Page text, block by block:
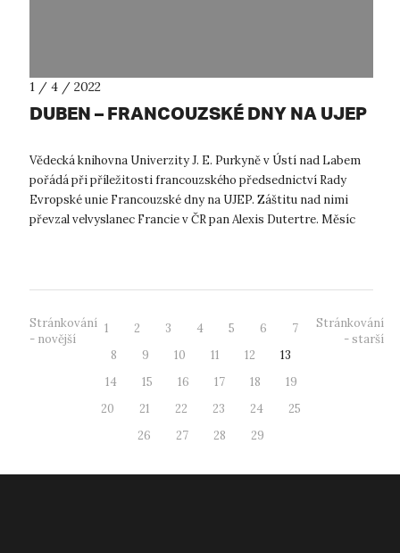
1 / 4 / 2022
DUBEN – FRANCOUZSKÉ DNY NA UJEP
Vědecká knihovna Univerzity J. E. Purkyně v Ústí nad Labem
pořádá při příležitosti francouzského předsednictví Rady
Evropské unie Francouzské dny na UJEP. Záštitu nad nimi
převzal velvyslanec Francie v ČR pan Alexis Dutertre. Měsíc
Stránkování
- novější
1 2 3 4 5 6
7
8
9 10 11 12
13
14
15 16 17 18
19
20
21 22 23 24
25
26
27 28 29
Stránkování
- starší